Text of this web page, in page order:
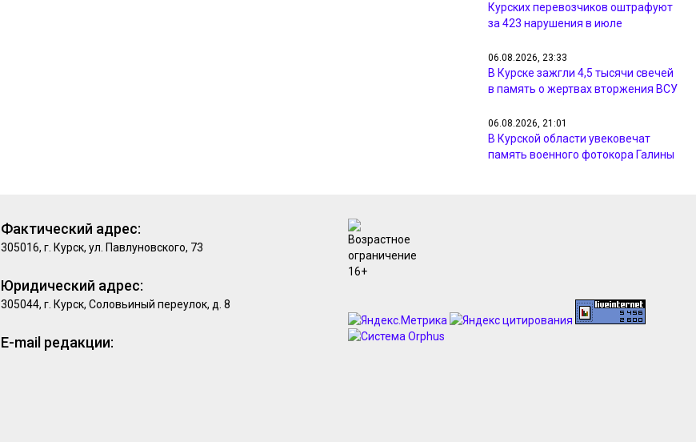
Курских перевозчиков оштрафуют
за 423 нарушения в июле
06.08.2026, 23:33
В Курске зажгли 4,5 тысячи свечей
в память о жертвах вторжения ВСУ
06.08.2026, 21:01
В Курской области увековечат
память военного фотокора Галины
В Курске вводили план «Перехват»
из-за видео с похищением
Фактический адрес:
305016, г. Курск, ул. Павлуновского, 73
Юридический адрес:
305044, г. Курск, Соловьиный переулок, д. 8
E-mail редакции: